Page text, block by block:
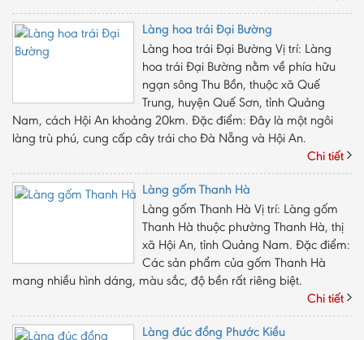
Làng hoa trái Đại Bường
Làng hoa trái Đại Bường Vị trí: Làng
hoa trái Đại Bường nằm về phía hữu
ngạn sông Thu Bồn, thuộc xã Quế
Trung, huyện Quế Sơn, tỉnh Quảng
Nam, cách Hội An khoảng 20km. Đặc điểm: Đây là một ngôi
làng trù phú, cung cấp cây trái cho Đà Nẵng và Hội An.
Chi tiết
Làng gốm Thanh Hà
Làng gốm Thanh Hà Vị trí: Làng gốm
Thanh Hà thuộc phường Thanh Hà, thị
xã Hội An, tỉnh Quảng Nam. Ðặc điểm:
Các sản phẩm của gốm Thanh Hà
mang nhiều hình dáng, màu sắc, độ bền rất riêng biệt.
Chi tiết
Làng đúc đồng Phước Kiều